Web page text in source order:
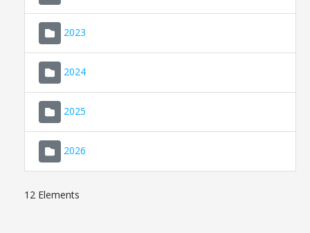
2023
2024
2025
2026
12 Elements